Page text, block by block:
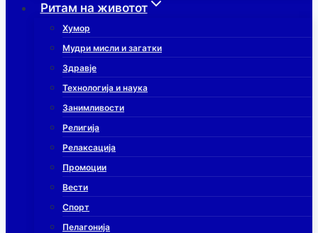
Ритам на животот
Хумор
Мудри мисли и загатки
Здравје
Технологија и наука
Занимливости
Религија
Релаксација
Промоции
Вести
Спорт
Пелагонија